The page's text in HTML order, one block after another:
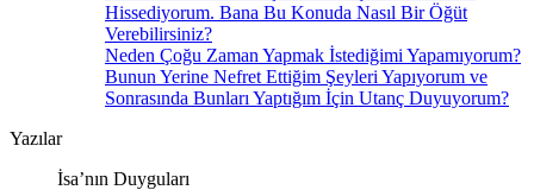
Hissediyorum. Bana Bu Konuda Nasıl Bir Öğüt
Verebilirsiniz?
Neden Çoğu Zaman Yapmak İstediğimi Yapamıyorum?
Bunun Yerine Nefret Ettiğim Şeyleri Yapıyorum ve
Sonrasında Bunları Yaptığım İçin Utanç Duyuyorum?
Yazılar
İsa’nın Duyguları